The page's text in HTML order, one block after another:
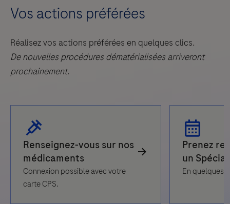
Vos actions préférées
Réalisez vos actions préférées en quelques clics.
De nouvelles procédures dématérialisées arriveront
prochainement.
Connexion possible avec votre
carte CPS.
En quelques